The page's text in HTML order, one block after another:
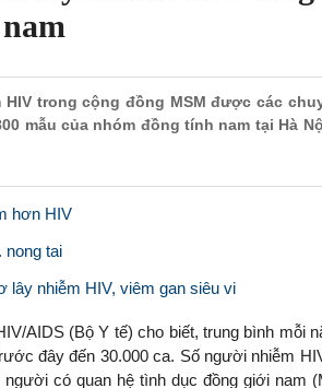
HIV trong cộng đồng MSM được các
mẫu của nhóm đồng tính nam tại Hà
hơn HIV
nong tai
lây nhiễm HIV, viêm gan siêu vi
AIDS (Bộ Y tế) cho biết, trung bình mỗi
đây đến 30.000 ca. Số người nhiễm
người có quan hệ tình dục đồng giới nam